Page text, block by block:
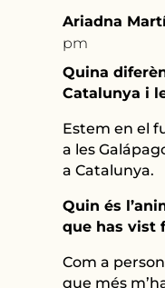
Ariadna
pm
Quina
Catalunya i
Estem en el
a les
a Catalunya.
Quin és
que has vist
Com a
que més